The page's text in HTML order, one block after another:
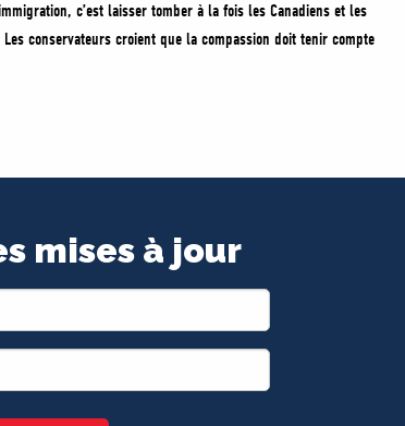
c’est laisser tomber à la fois les Canadiens et les
conservateurs croient que la compassion doit tenir compte
mises à jour